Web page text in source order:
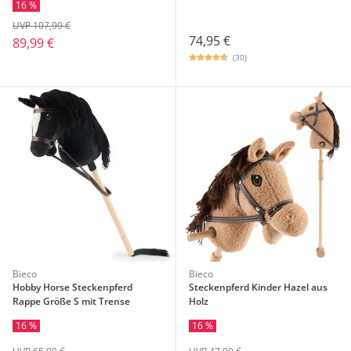
16 %
89,99 €
UVP 107,99 €
74,95 €
(30)
Bieco
Hobby Horse Steckenpferd
Rappe Größe S mit Trense
16 %
Bieco
Steckenpferd Kinder Hazel aus
Holz
16 %